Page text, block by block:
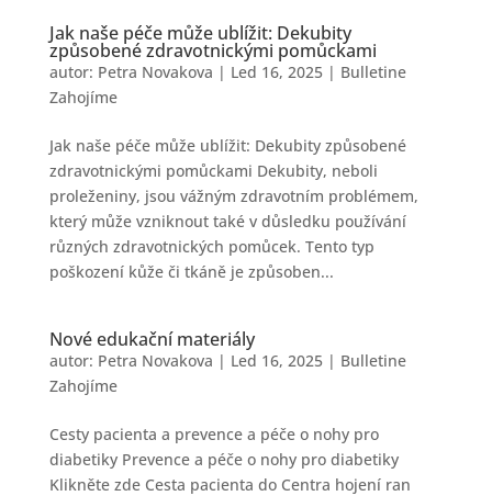
Jak naše péče může ublížit: Dekubity
způsobené zdravotnickými pomůckami
autor: Petra Novakova | Led 16, 2025| Bulletine
Zahojíme
Jak naše péče může ublížit: Dekubity způsobené
zdravotnickými pomůckami Dekubity, neboli
proleženiny, jsou vážným zdravotním problémem,
který může vzniknout také v důsledku používání
různých zdravotnických pomůcek. Tento typ
poškození kůže či tkáně je způsoben...
Nové edukační materiály
autor: Petra Novakova | Led 16, 2025| Bulletine
Zahojíme
Cesty pacienta a prevence a péče o nohy pro
diabetiky Prevence a péče o nohy pro diabetiky
Klikněte zde Cesta pacienta do Centra hojení ran